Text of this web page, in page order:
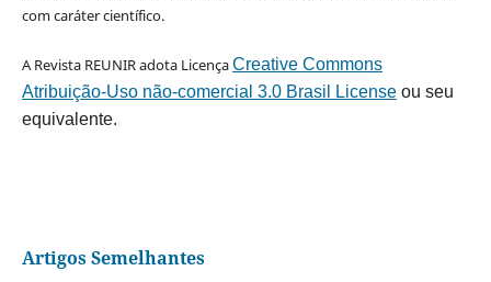
com caráter científico.
A Revista REUNIR adota LicençaCreative Commons
Atribuição-Uso não-comercial 3.0 Brasil Licenseou seu
equivalente.
Artigos Semelhantes